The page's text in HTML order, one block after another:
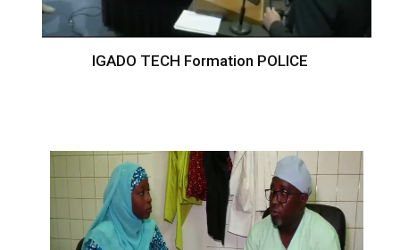
IGADO TECH Formation POLICE